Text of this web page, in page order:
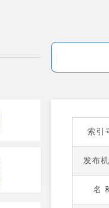
索引
发布
名